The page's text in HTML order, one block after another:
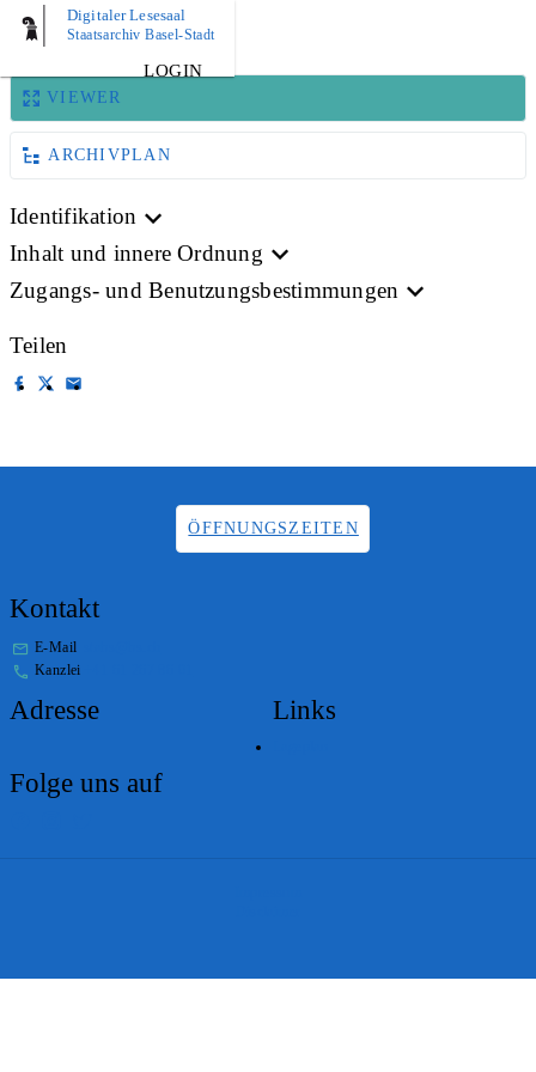
Digitaler Lesesaal
Staatsarchiv Basel-Stadt
LOGIN
BILD
VIEWER
ARCHIVPLAN
Identifikation
Inhalt und innere Ordnung
Zugangs- und Benutzungsbestimmungen
Teilen
ÖFFNUNGSZEITEN
Kontakt
E-Mail
Kanzlei
Adresse Links
Folge uns auf